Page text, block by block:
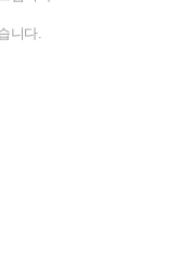
니다.